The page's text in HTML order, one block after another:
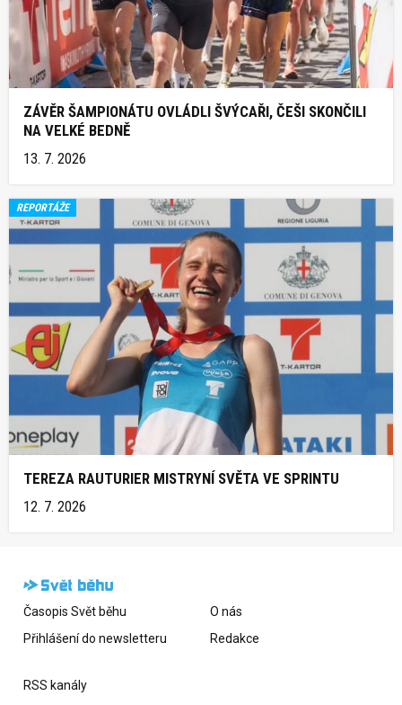
ZÁVĚR ŠAMPIONÁTU OVLÁDLI ŠVÝCAŘI, ČEŠI SKONČILI
NA VELKÉ BEDNĚ
13. 7. 2026
REPORTÁŽE
TEREZA RAUTURIER MISTRYNÍ SVĚTA VE SPRINTU
12. 7. 2026
Časopis Svět běhu
Přihlášení do newsletteru
O nás
Redakce
RSS kanály